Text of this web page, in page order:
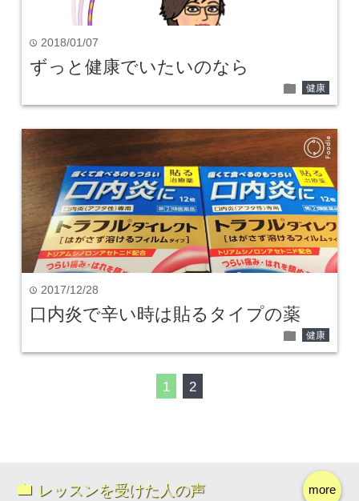
time 2018/01/07
ずっと健康でいたいのなら
folder 健康
time 2017/12/28
口内炎で辛い時は貼るタイプの薬
folder 健康
1 2
more
レッスンを受けた人の声